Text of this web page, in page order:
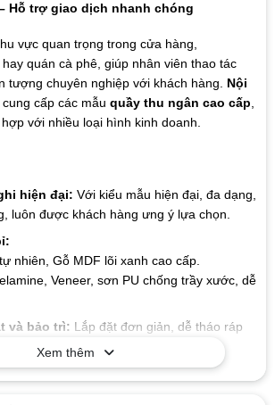
Hỗ trợ giao dịch nhanh chóng
vực quan trọng trong cửa hàng,
quán cà phê, giúp nhân viên thao tác
tượng chuyên nghiệp với khách hàng. Nội
cấp các mẫu quầy thu ngân cao cấp
với nhiều loại hình kinh doanh.
hiện đại: Với kiểu mẫu hiện đại, đa dạng,
luôn được khách hàng ưng ý lựa chọn.
nhiên, Gỗ MDF lõi xanh cao cấp.
Veneer, sơn PU chống trầy xước, dễ
và bảo trì: Lắp đặt đơn giản, dễ tháo ráp
Chất liệu và thiết kế của sản phẩm có tuổi thọ
kiệm chi phí trong suốt quá trình sử dụng
Xem thêm